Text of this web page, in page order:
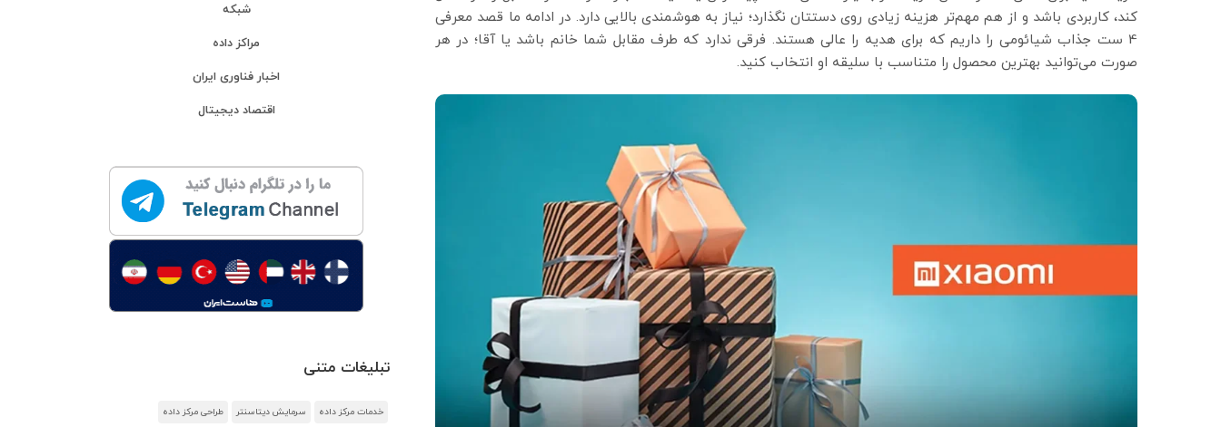
کند، کاربردی باشد و از هم مهم‌تر هزینه زیادی روی دستتان نگذارد؛ نیاز به هوشمندی بالایی دارد. در ادامه ما قصد معرفی
4 ست جذاب شیائومی را داریم که برای هدیه را عالی هستند. فرقی ندارد که طرف مقابل شما خانم باشد یا آقا؛ در هر
صورت می‌توانید بهترین محصول را متناسب با سلیقه او انتخاب کنید.
شبکه
مراکز داده
اخبار فناوری ایران
اقتصاد دیجیتال
تبلیغات متنی
خدمات مرکز داده سرمایش دیتاسنتر طراحی مرکز داده